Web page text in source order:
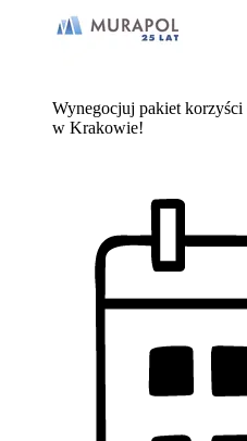
Wynegocjuj pakiet
w Krakowie!